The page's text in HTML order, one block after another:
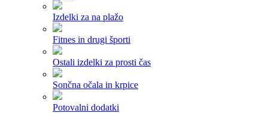
Izdelki za na plažo
Fitnes in drugi športi
Ostali izdelki za prosti čas
Sončna očala in krpice
Potovalni dodatki